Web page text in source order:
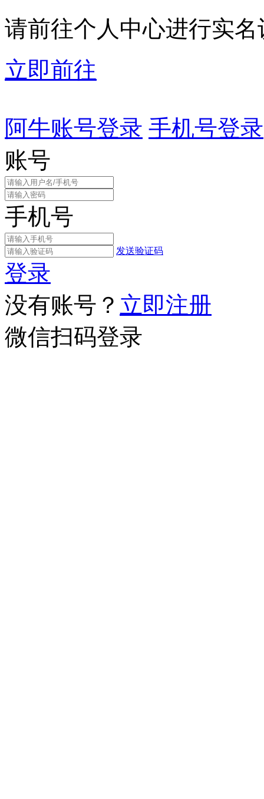
请前往个人中心进行实名
立即前往
阿牛账号登录 手机号登录
账号
手机号
发送验证码
登录
没有账号？ 立即注册
微信扫码登录